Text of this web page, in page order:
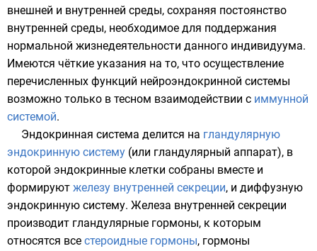
внешней и внутренней среды, сохраняя постоянство
внутренней среды, необходимое для поддержания
нормальной жизнедеятельности данного индивидуума.
Имеются чёткие указания на то, что осуществление
перечисленных функций нейроэндокринной системы
возможно только в тесном взаимодействии с иммунной
системой.
Эндокринная система делится на гландулярную
эндокринную систему (или гландулярный аппарат), в
которой эндокринные клетки собраны вместе и
формируют железу внутренней секреции, и диффузную
эндокринную систему. Железа внутренней секреции
производит гландулярные гормоны, к которым
относятся все стероидные гормоны, гормоны